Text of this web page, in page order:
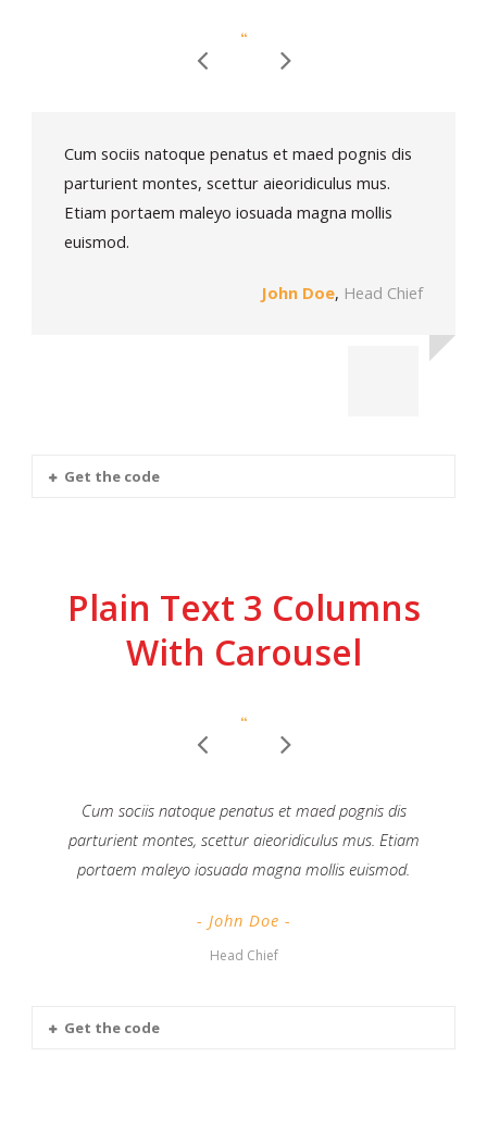
“
Cum sociis natoque penatus et maed pognis dis
parturient montes, scettur aieoridiculus mus.
Etiam portaem maleyo iosuada magna mollis
euismod.
John Doe, Head Chief
Get the code
Plain Text 3 Columns
With Carousel
“
Cum sociis natoque penatus et maed pognis dis
parturient montes, scettur aieoridiculus mus. Etiam
portaem maleyo iosuada magna mollis euismod.
John Doe
Head Chief
Get the code